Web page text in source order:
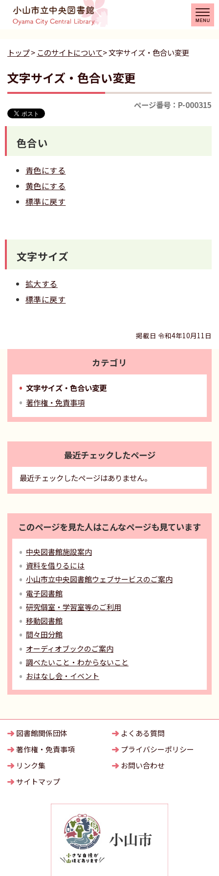
トップ> このサイトについて> 文字サイズ・色合い変更
文字サイズ・色合い変更
ページ番号：P-000315
色合い
青色にする
黄色にする
標準に戻す
文字サイズ
拡大する
標準に戻す
掲載日 令和4年10月11日
カテゴリ
文字サイズ・色合い変更
著作権・免責事項
最近チェックしたページ
最近チェックしたページはありません。
このページを見た人はこんなページも見ています
中央図書館施設案内
資料を借りるには
小山市立中央図書館ウェブサービスのご案内
電子図書館
研究個室・学習室等のご利用
移動図書館
間々田分館
オーディオブックのご案内
調べたいこと・わからないこと
おはなし会・イベント
図書館関係団体
よくある質問
著作権・免責事項
プライバシーポリシー
リンク集
お問い合わせ
サイトマップ